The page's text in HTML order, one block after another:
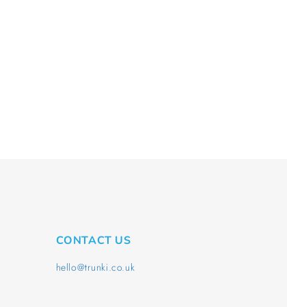
CONTACT US
hello@trunki.co.uk